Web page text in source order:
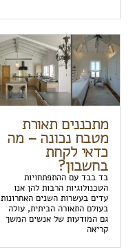
מתכננים תאורת
מטבח נכונה – מה
כדאי לקחת
בחשבון?
בד בבד עם ההתפתחויות
הטכנולוגיות הרבות להן אנו
עדים בעשרות השנים האחרונות
בעולם התאורה הביתית, עולה
גם המודעות של אנשים המשך
קריאה